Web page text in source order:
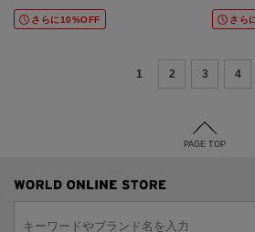
さらに10%OFF さら
1 2 3 4
PAGE TOP